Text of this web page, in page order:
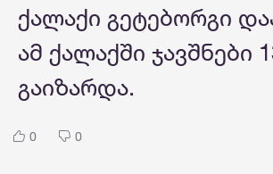
ქალაქი გეტებორგი
ამ ქალაქში ჯავშნები
გაიზარდა.
0 0